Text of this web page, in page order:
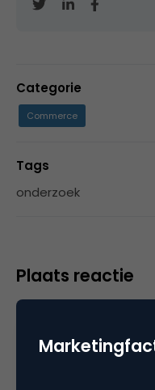
Categorie
Commerce
Tags
onderzoek
Plaats reactie
plaatsen.